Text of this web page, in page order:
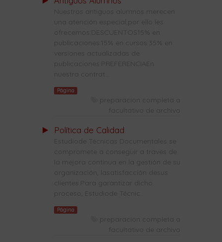
Nuestros antiguos alumnos merecen
una atención especial,por ello les
ofrecemos:DESCUENTOS15% en
publicaciones.15% en cursos.35% en
versiones actualizadas de
publicaciones.PREFERENCIAEn
nuestra contrat...
Página
preparacion completa a
facultativo de archivo
Política de Calidad
Estudiode Técnicas Documentales se
compromete a conseguir a través de
la mejora continua en la gestión de su
organización, lasatisfacción desus
clientes.Para garantizar dicho
proceso, Estudiode Técnic...
Página
preparacion completa a
facultativo de archivo